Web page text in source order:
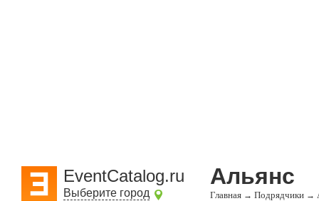
EventCatalog.ru
Выберите город
Альянс
Главная → Подрядчики →